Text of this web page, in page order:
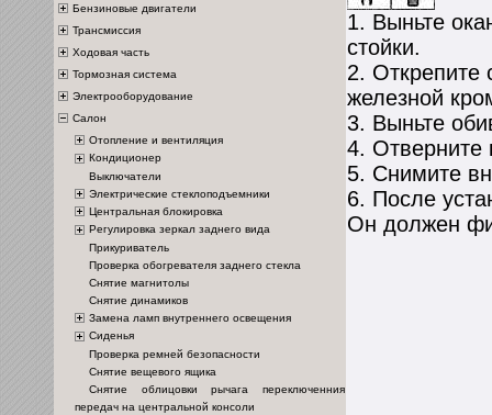
Бензиновые двигатели
Трансмиссия
Ходовая часть
Тормозная система
Электрооборудование
Салон
Отопление и вентиляция
Кондиционер
Выключатели
Электрические стеклоподъемники
Центральная блокировка
Регулировка зеркал заднего вида
Прикуриватель
Проверка обогревателя заднего стекла
Снятие магнитолы
Снятие динамиков
Замена ламп внутреннего освещения
Сиденья
Проверка ремней безопасности
Снятие вещевого ящика
Снятие облицовки рычага переключенния
передач на центральной консоли
1. Выньте
стойки.
2. Открепите
железной
3. Выньте
4. Отверните
5. Снимите
6. После
Он должен